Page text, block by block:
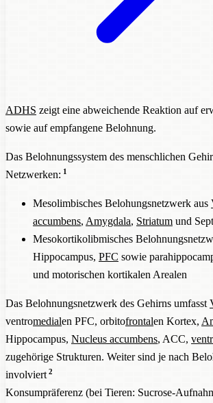
ADHS zeigt eine abweichende Reaktion auf
sowie auf empfangene Belohnung.
Das Belohnungssystem des menschlichen
Netzwerken: 1
Mesolimbisches Belohungsnetzwerk aus
accumbens, Amygdala, Striatum und
Mesokortikolibmisches
Hippocampus, PFC sowie
und motorischen kortikalen Arealen
Das Belohnungsnetzwerk des Gehirns umfasst
ventromedialen PFC, orbitofrontalen Kortex,
Hippocampus, Nucleus accumbens, ACC,
zugehörige Strukturen. Weiter sind je nach
involviert 2
Konsumpräferenz (bei Tieren: Sucrose-